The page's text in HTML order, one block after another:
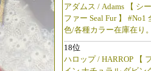
アダムス / Adams 【 シ
ファー Seal Fur 】 #No1
色/各種カラー在庫在り。
18位
ハロップ / HARROP 【